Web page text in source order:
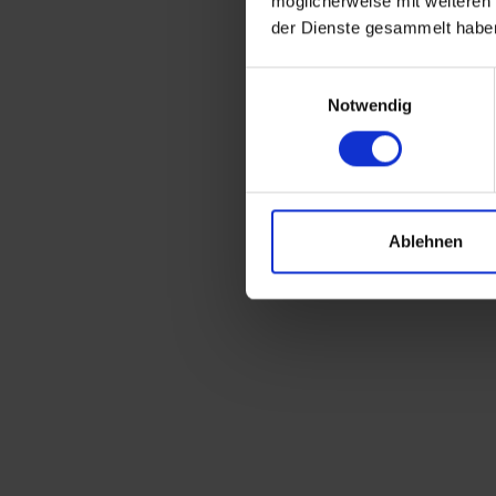
der Dienste gesammelt
Notwendig
Ablehnen